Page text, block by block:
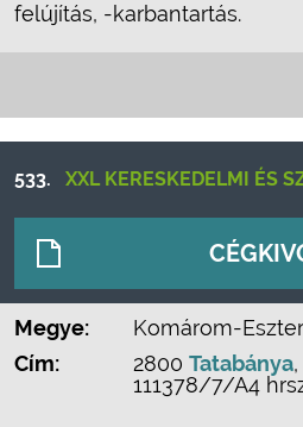
felújítás, -karbantartás.
533. XXL KERESKEDELMI ÉS
Megye:
Komárom-
Cím:
2800 Tatabánya
111378/7/A4